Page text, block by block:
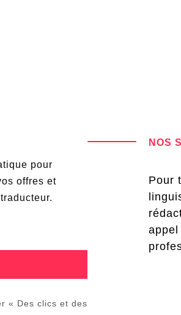
pour
offres et
« Des clics et des
NOS
Pour